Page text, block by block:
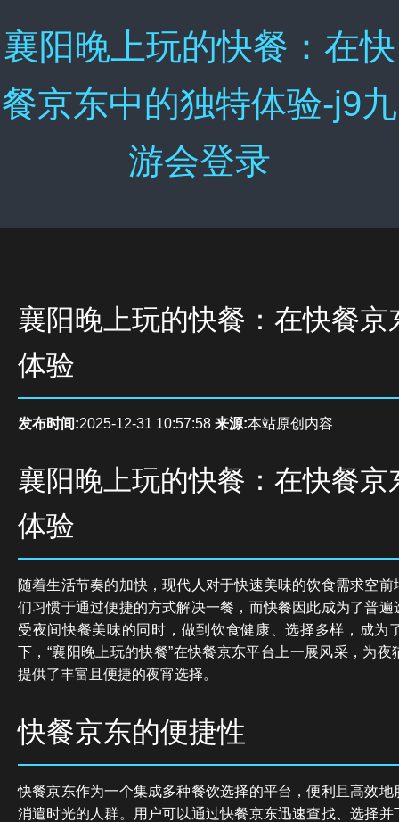
襄阳晚上玩的快餐：在快
餐京东中的独特体验-j9九
游会登录
襄阳晚上玩的快餐：在快餐京
体验
发布时间:2025-12-31 10:57:58 来源:本站原创内容
襄阳晚上玩的快餐：在快餐京
体验
随着生活节奏的加快，现代人对于快速美味的饮食需求空
们习惯于通过便捷的方式解决一餐，而快餐因此成为了普
受夜间快餐美味的同时，做到饮食健康、选择多样，成为
下，“襄阳晚上玩的快餐”在快餐京东平台上一展风采，为
提供了丰富且便捷的夜宵选择。
快餐京东的便捷性
快餐京东作为一个集成多种餐饮选择的平台，便利且高效
消遣时光的人群。用户可以通过快餐京东迅速查找、选择